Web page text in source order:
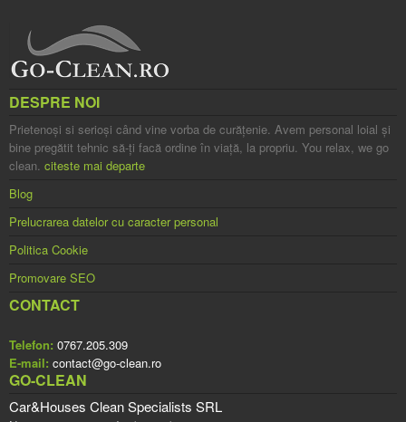
DESPRE NOI
Prietenoşi si serioşi când vine vorba de curăţenie. Avem personal loial şi
bine pregătit tehnic să-ţi facă ordine în viaţă, la propriu. You relax, we go
clean. citeste mai departe
Blog
Prelucrarea datelor cu caracter personal
Politica Cookie
Promovare SEO
CONTACT
Telefon: 0767.205.309
E-mail: contact@go-clean.ro
GO-CLEAN
Car&Houses Clean Specialists SRL